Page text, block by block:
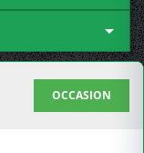

OCCASION